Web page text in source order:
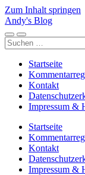
Zum Inhalt springen
Andy's Blog
Mobile-
Menü
Suchfeld
ein-/ausblenden
Suchen
nach:
Startseite
Kontakt
Impressum &
Startseite
Kontakt
Impressum &